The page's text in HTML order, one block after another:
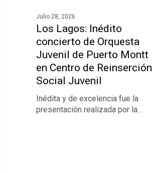
Julio 28, 2026
Los Lagos: Inédito
concierto de Orquesta
Juvenil de Puerto Montt
en Centro de Reinserción
Social Juvenil
Inédita y de excelencia fue la
presentación realizada por la…